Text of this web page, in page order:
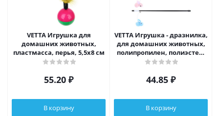
VETTA Игрушка для
домашних животных,
пластмасса, перья, 5,5х8 см
55.20 ₽
В корзину
VETTA Игрушка - дразнилка,
для домашних животных,
полипропилен, полиэстер,
АБС-пластик, 35 см
44.85 ₽
В корзину